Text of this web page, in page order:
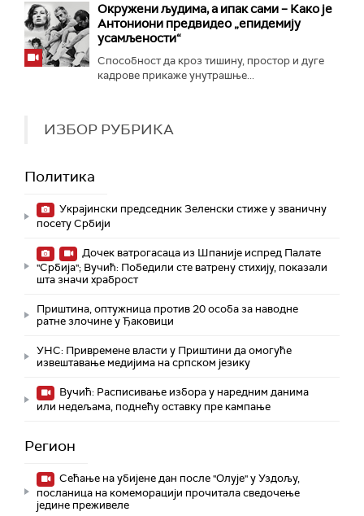
Окружени људима, а ипак сами – Како је
Антониони предвидео „епидемију
усамљености“
Способност да кроз тишину, простор и дуге
кадрове прикаже унутрашње...
ИЗБОР РУБРИКА
Политика
Украјински председник Зеленски стиже у званичну
посету Србији
Дочек ватрогасаца из Шпаније испред Палате
"Србија"; Вучић: Победили сте ватрену стихију, показали
шта значи храброст
Приштина, оптужница против 20 особа за наводне
ратне злочине у Ђаковици
УНС: Привремене власти у Приштини да омогуће
извештавање медијима на српском језику
Вучић: Расписивање избора у наредним данима
или недељама, поднећу оставку пре кампање
Регион
Сећање на убијене дан после "Олује" у Уздољу,
посланица на комеморацији прочитала сведочење
једине преживеле